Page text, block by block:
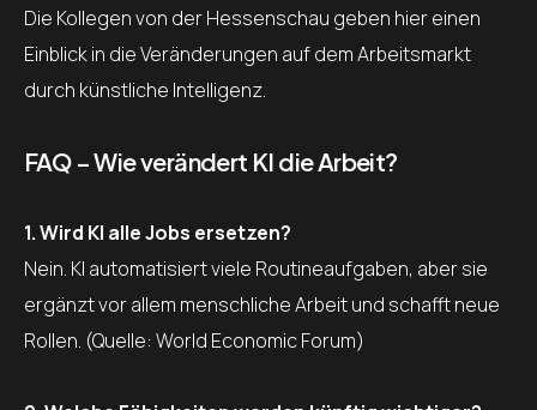
Die Kollegen von der Hessenschau geben hier einen
Einblick in die Veränderungen auf dem Arbeitsmarkt
durch künstliche Intelligenz.
FAQ – Wie verändert KI die Arbeit?
1. Wird KI alle Jobs ersetzen?
Nein. KI automatisiert viele Routineaufgaben, aber sie
ergänzt vor allem menschliche Arbeit und schafft neue
Rollen. (Quelle: World Economic Forum)